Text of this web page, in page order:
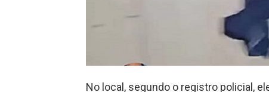
No local, segundo o registro policial,